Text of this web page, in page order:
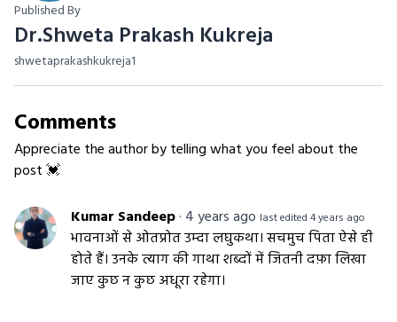
Published By
Dr.Shweta Prakash Kukreja
shwetaprakashkukreja1
Comments
Appreciate the author by telling what you feel about the
post 💓
Kumar Sandeep· 4 years ago last edited 4 years ago
भावनाओं से ओतप्रोत उम्दा लघुकथा। सचमुच पिता ऐसे ही
होते हैं। उनके त्याग की गाथा शब्दों में जितनी दफ़ा लिखा
जाए कुछ न कुछ अधूरा रहेगा।